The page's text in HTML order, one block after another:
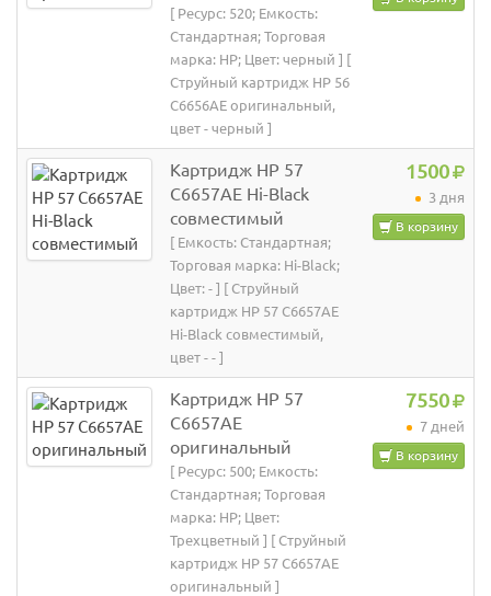
[ Ресурс: 520; Емкость:
Стандартная; Торговая
марка: HP; Цвет: черный ] [
Струйный картридж HP 56
C6656AE оригинальный,
цвет - черный ]
Картридж HP 57
C6657AE Hi-Black
совместимый
[ Емкость: Стандартная;
Торговая марка: Hi-Black;
Цвет: - ] [ Струйный
картридж HP 57 C6657AE
Hi-Black совместимый,
цвет - - ]
1500
3 дня
В корзину
Картридж HP 57
C6657AE
оригинальный
[ Ресурс: 500; Емкость:
Стандартная; Торговая
марка: HP; Цвет:
Трехцветный ] [ Струйный
картридж HP 57 C6657AE
оригинальный ]
7550
7 дней
В корзину